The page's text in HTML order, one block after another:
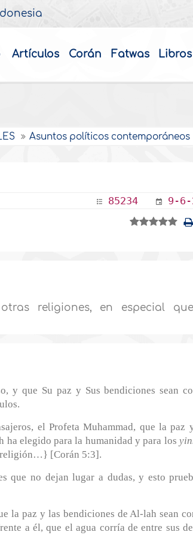
Artículos Corán Fatwas Libros
Asuntos políticos contemporáneos
85234 9-6-
religiones, en especial
y que Su paz y Sus bendiciones sean
el Profeta Muhammad, que la paz
elegido para la humanidad y para los
religión…} [Corán 5:3].
que no dejan lugar a dudas, y esto
la paz y las bendiciones de Al-lah sean
a él, que el agua corría de entre sus